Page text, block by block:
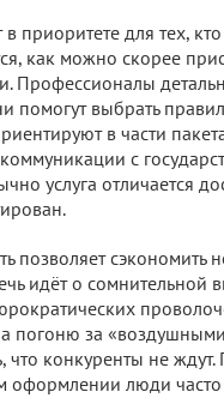
приоритете для тех,
как можно скорее
Профессионалы
помогут выбрать
в части
с
услуга отличается
позволяет сэкономить
идёт о сомнительной
погоню за
что конкуренты не ждут.
оформлении люди